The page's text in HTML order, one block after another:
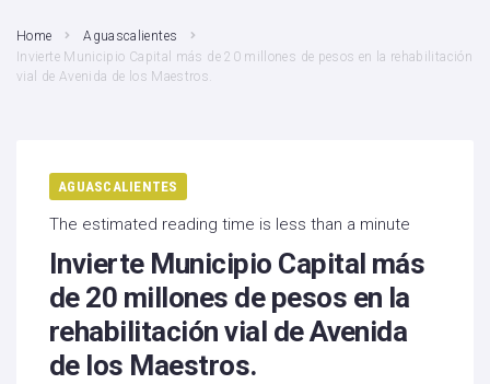
Home
Aguascalientes
Invierte Municipio Capital más de 20 millones de pesos en la rehabilitación
vial de Avenida de los Maestros.
AGUASCALIENTES
The estimated reading time is less than a minute
Invierte Municipio Capital más
de 20 millones de pesos en la
rehabilitación vial de Avenida
de los Maestros.